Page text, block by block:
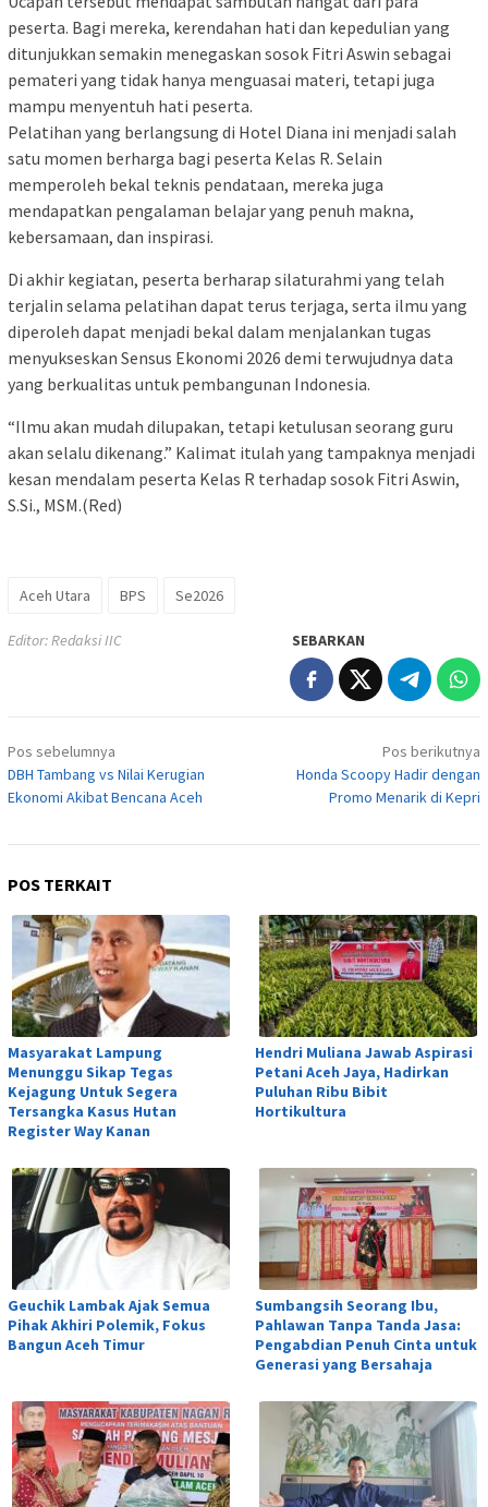
peserta. Bagi mereka, kerendahan hati dan kepedulian yang
ditunjukkan semakin menegaskan sosok Fitri Aswin sebagai
pemateri yang tidak hanya menguasai materi, tetapi juga
mampu menyentuh hati peserta.
Pelatihan yang berlangsung di Hotel Diana ini menjadi salah
satu momen berharga bagi peserta Kelas R. Selain
memperoleh bekal teknis pendataan, mereka juga
mendapatkan pengalaman belajar yang penuh makna,
kebersamaan, dan inspirasi.
Di akhir kegiatan, peserta berharap silaturahmi yang telah
terjalin selama pelatihan dapat terus terjaga, serta ilmu yang
diperoleh dapat menjadi bekal dalam menjalankan tugas
menyukseskan Sensus Ekonomi 2026 demi terwujudnya data
yang berkualitas untuk pembangunan Indonesia.
“Ilmu akan mudah dilupakan, tetapi ketulusan seorang guru
akan selalu dikenang.” Kalimat itulah yang tampaknya menjadi
kesan mendalam peserta Kelas R terhadap sosok Fitri Aswin,
S.Si., MSM.(Red)
Aceh Utara BPS Se2026
Editor: Redaksi IIC SEBARKAN
Navigasi
pos
Pos sebelumnya
DBH Tambang vs Nilai Kerugian
Ekonomi Akibat Bencana Aceh
Pos berikutnya
Honda Scoopy Hadir dengan
Promo Menarik di Kepri
POS TERKAIT
Masyarakat Lampung
Menunggu Sikap Tegas
Kejagung Untuk Segera
Tersangka Kasus Hutan
Register Way Kanan
Hendri Muliana Jawab Aspirasi
Petani Aceh Jaya, Hadirkan
Puluhan Ribu Bibit
Hortikultura
Geuchik Lambak Ajak Semua
Pihak Akhiri Polemik, Fokus
Bangun Aceh Timur
Sumbangsih Seorang Ibu,
Pahlawan Tanpa Tanda Jasa:
Pengabdian Penuh Cinta untuk
Generasi yang Bersahaja